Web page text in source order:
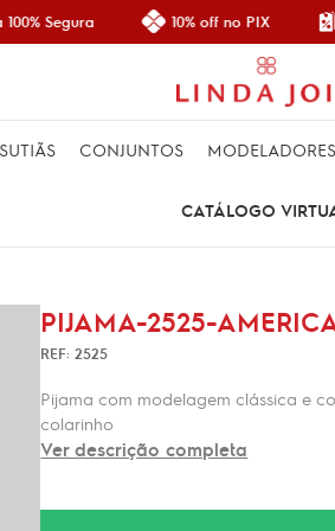
Segura 10% off no PIX
SUTIÃS CONJUNTOS MODELADORES
CATÁLOGO
PIJAMA-2525-
REF: 2525
Pijama com modelagem clássica e
colarinho
Ver descrição completa